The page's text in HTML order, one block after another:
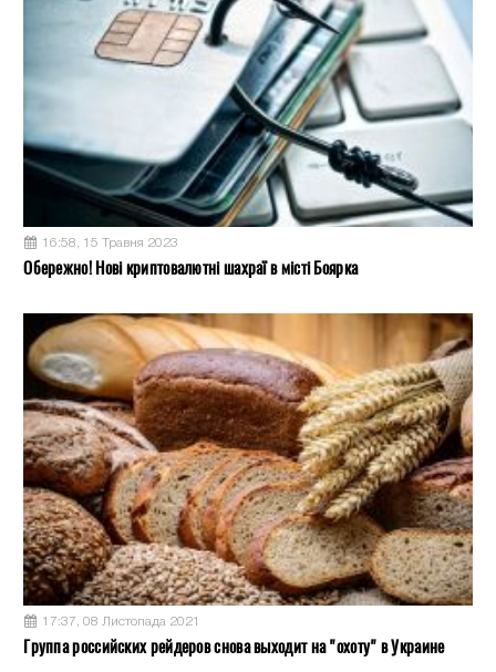
16:58, 15 Травня 2023
Обережно! Нові криптовалютні шахраї в місті Боярка
17:37, 08 Листопада 2021
Группа российских рейдеров снова выходит на "охоту" в Украине